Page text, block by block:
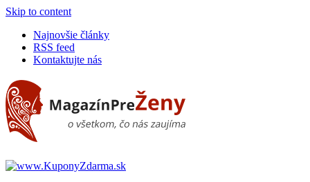
Skip to content
Najnovšie články
RSS feed
Kontaktujte nás